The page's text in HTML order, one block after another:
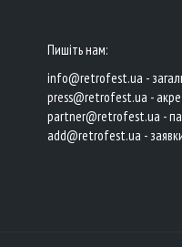
Пишіть нам:
info@retrofest.ua -
press@retrofest.ua -
partner@retrofest.ua -
add@retrofest.ua -